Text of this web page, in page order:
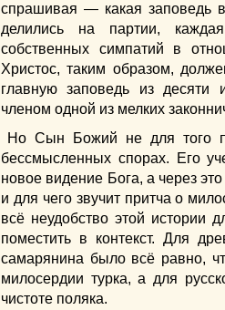
спрашивая — какая заповедь
делились на партии,
собственных симпатий в
Христос, таким образом,
главную заповедь из десяти
членом одной из мелких
Но Сын Божий не для того
бессмысленных спорах. Его
новое видение Бога, а через
и для чего звучит притча о
всё неудобство этой истории
поместить в контекст. Для
самарянина было всё равно,
милосердии турка, а для
чистоте поляка.